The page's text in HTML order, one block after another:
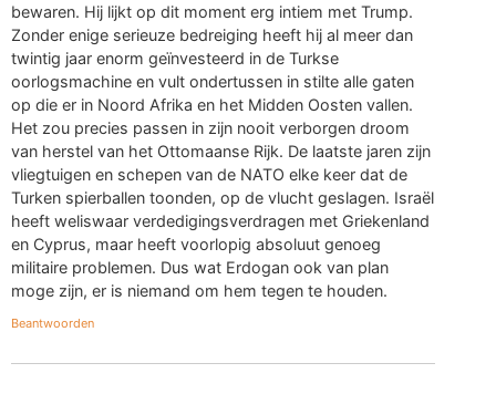
bewaren. Hij lijkt op dit moment erg intiem met Trump.
Zonder enige serieuze bedreiging heeft hij al meer dan
twintig jaar enorm geïnvesteerd in de Turkse
oorlogsmachine en vult ondertussen in stilte alle gaten
op die er in Noord Afrika en het Midden Oosten vallen.
Het zou precies passen in zijn nooit verborgen droom
van herstel van het Ottomaanse Rijk. De laatste jaren zijn
vliegtuigen en schepen van de NATO elke keer dat de
Turken spierballen toonden, op de vlucht geslagen. Israël
heeft weliswaar verdedigingsverdragen met Griekenland
en Cyprus, maar heeft voorlopig absoluut genoeg
militaire problemen. Dus wat Erdogan ook van plan
moge zijn, er is niemand om hem tegen te houden.
Beantwoorden